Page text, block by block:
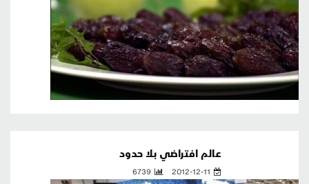
عالم افتراضي بلا حدود
2012-12-11
6739